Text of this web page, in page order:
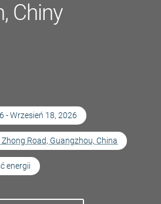
Chiny
- Wrzesień 18, 2026
Road, Guangzhou, China
energii